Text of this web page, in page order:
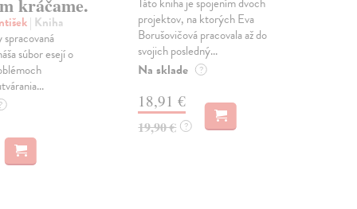
kráčame.
| Kniha
súbor esejí o
?
projektov, na ktorých Eva
Borušovičová pracovala až do
svojich posledný...
Na sklade ?
18,91 €
19,90 € ?